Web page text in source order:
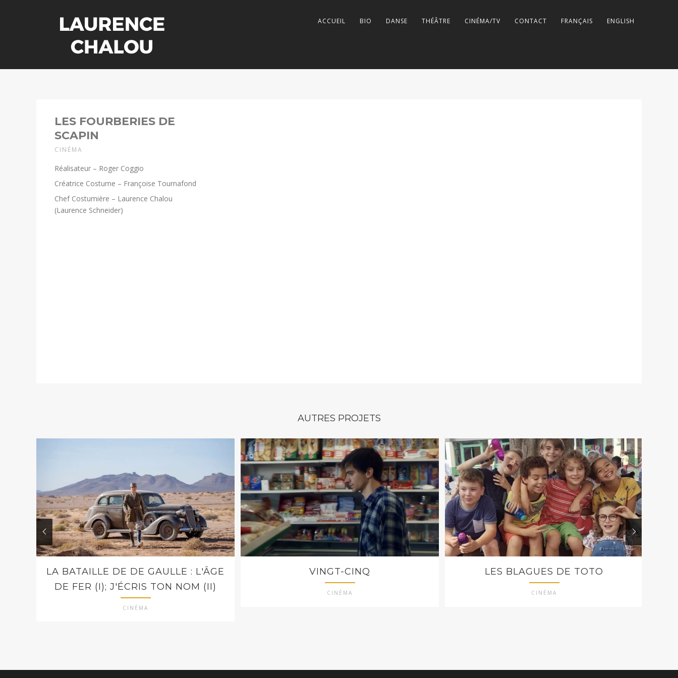
ACCUEIL BIO DANSE THÉÂTRE CINÉMA/TV CONTACT FRANÇAIS ENGLISH
LES FOURBERIES DE
SCAPIN
CINÉMA
Réalisateur – Roger Coggio
Créatrice Costume – Françoise Tournafond
Chef Costumière – Laurence Chalou
(Laurence Schneider)
AUTRES PROJETS
LA BATAILLE DE DE GAULLE : L'ÂGE
DE FER (I); J'ÉCRIS TON NOM (II)
CINÉMA
VINGT-CINQ
CINÉMA
LES BLAGUES DE TOTO
CINÉMA